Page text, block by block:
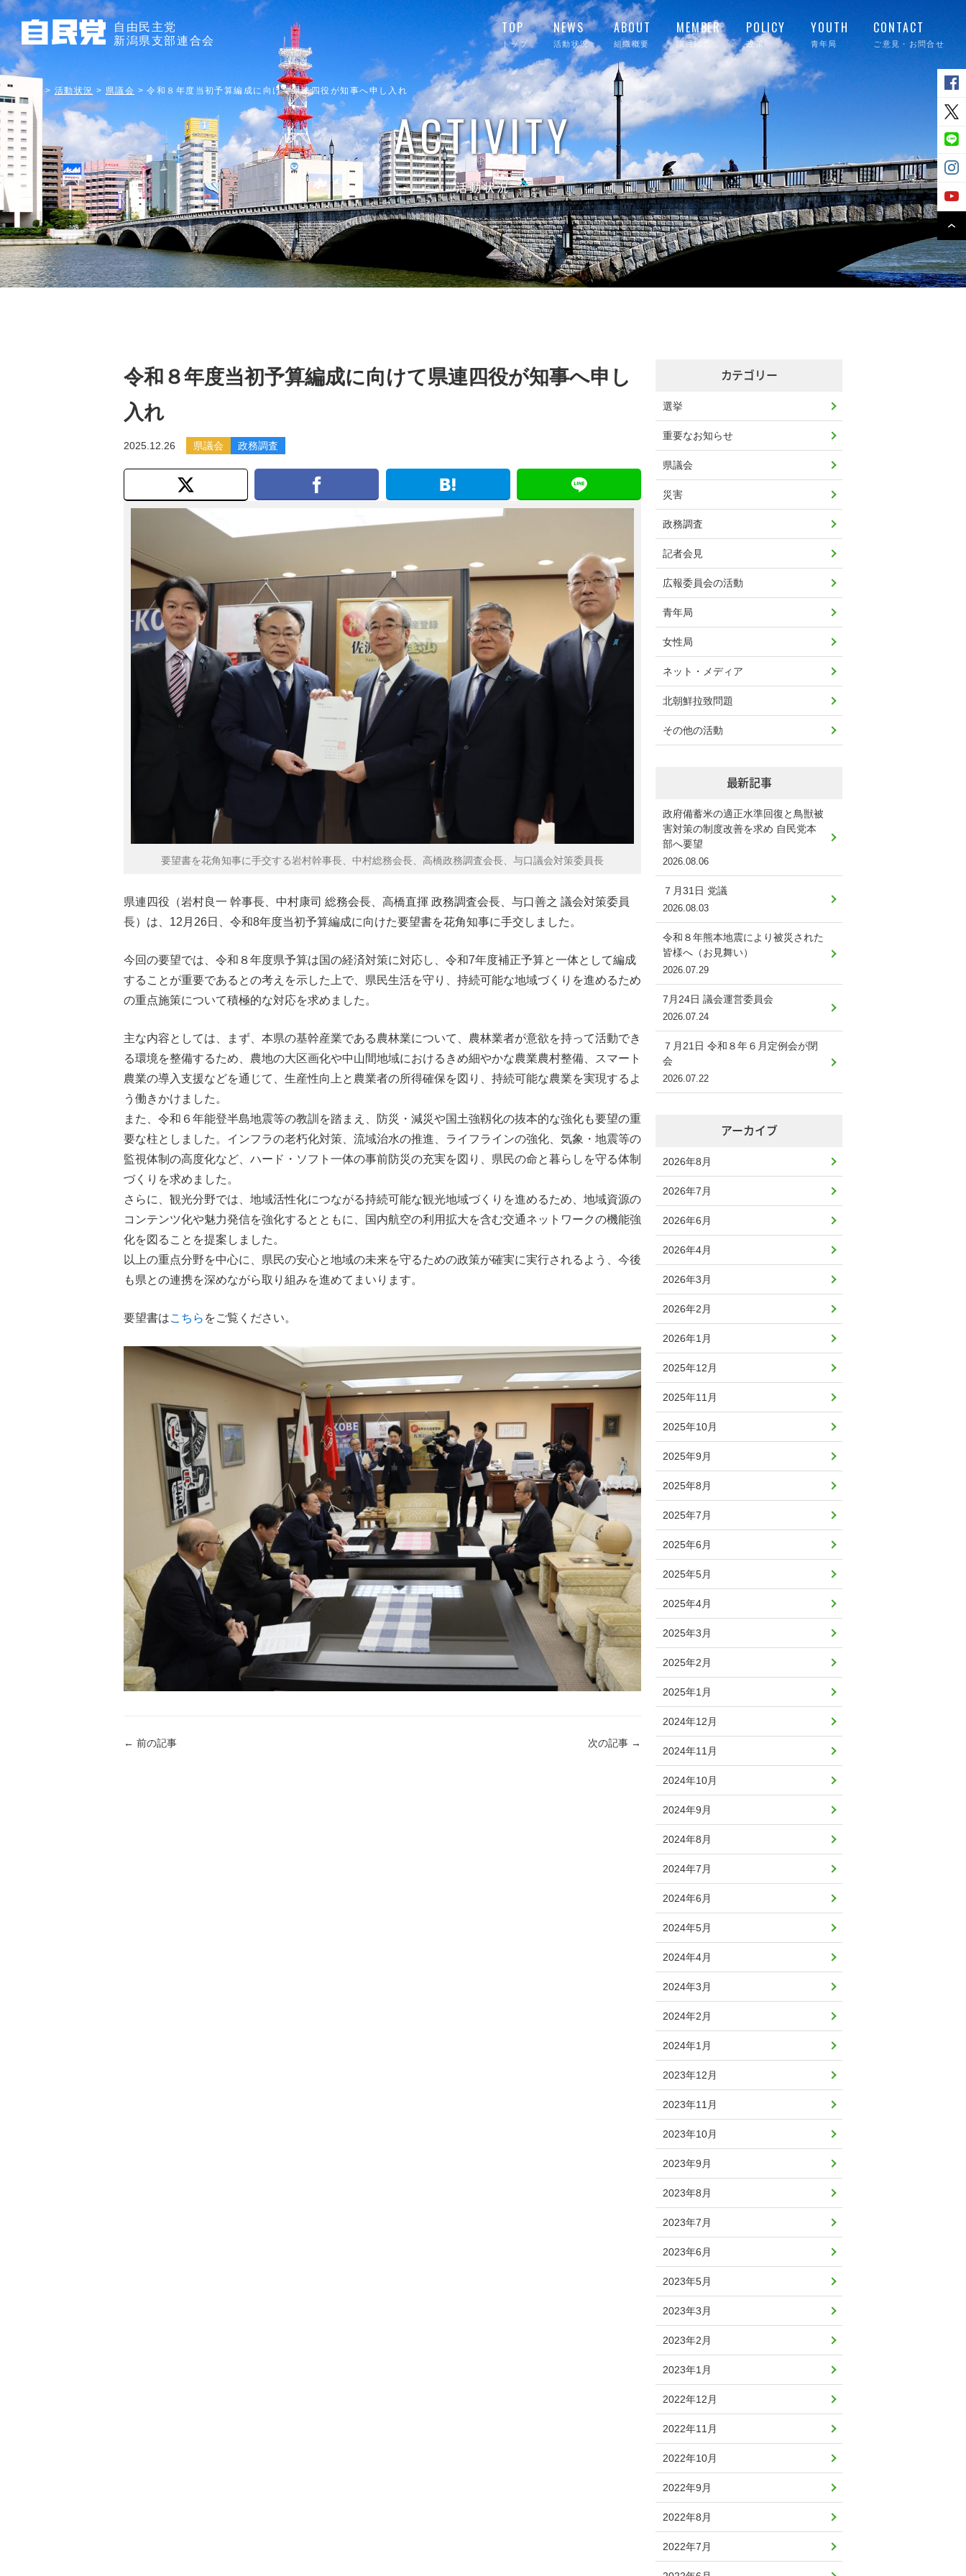
自由民主党
新潟県支部連合会
TOP
トップ
NEWS
活動状況
ABOUT
組織概要
MEMBER
議員紹介
POLICY
政策
YOUTH
青年局
CONTACT
ご意見・お問合せ
> 活動状況 > 県議会 >令和８年度当初予算編成に向けて県連四役が知事へ申し入れ
ACTIVITY
活動状況
令和８年度当初予算編成に向けて県連四役が知事へ申し
入れ
2025.12.26 県議会 政務調査
要望書を花角知事に手交する岩村幹事長、中村総務会長、高橋政務調査会長、与口議会対策委員長
県連四役（岩村良一 幹事長、中村康司 総務会長、高橋直揮 政務調査会長、与口善之 議会対策委員
長）は、12月26日、令和8年度当初予算編成に向けた要望書を花角知事に手交しました。
今回の要望では、令和８年度県予算は国の経済対策に対応し、令和7年度補正予算と一体として編成
することが重要であるとの考えを示した上で、県民生活を守り、持続可能な地域づくりを進めるため
の重点施策について積極的な対応を求めました。
主な内容としては、まず、本県の基幹産業である農林業について、農林業者が意欲を持って活動でき
る環境を整備するため、農地の大区画化や中山間地域におけるきめ細やかな農業農村整備、スマート
農業の導入支援などを通じて、生産性向上と農業者の所得確保を図り、持続可能な農業を実現するよ
う働きかけました。
また、令和６年能登半島地震等の教訓を踏まえ、防災・減災や国土強靱化の抜本的な強化も要望の重
要な柱としました。インフラの老朽化対策、流域治水の推進、ライフラインの強化、気象・地震等の
監視体制の高度化など、ハード・ソフト一体の事前防災の充実を図り、県民の命と暮らしを守る体制
づくりを求めました。
さらに、観光分野では、地域活性化につながる持続可能な観光地域づくりを進めるため、地域資源の
コンテンツ化や魅力発信を強化するとともに、国内航空の利用拡大を含む交通ネットワークの機能強
化を図ることを提案しました。
以上の重点分野を中心に、県民の安心と地域の未来を守るための政策が確実に実行されるよう、今後
も県との連携を深めながら取り組みを進めてまいります。
要望書はこちら をご覧ください。
← 前の記事 次の記事 →
カテゴリー
選挙
重要なお知らせ
県議会
災害
政務調査
記者会見
広報委員会の活動
青年局
女性局
ネット・メディア
北朝鮮拉致問題
その他の活動
最新記事
政府備蓄米の適正水準回復と鳥獣被
害対策の制度改善を求め 自民党本
部へ要望
2026.08.06
７月31日 党議
2026.08.03
令和８年熊本地震により被災された
皆様へ（お見舞い）
2026.07.29
7月24日 議会運営委員会
2026.07.24
７月21日 令和８年６月定例会が閉
会
2026.07.22
アーカイブ
2026年8月
2026年7月
2026年6月
2026年4月
2026年3月
2026年2月
2026年1月
2025年12月
2025年11月
2025年10月
2025年9月
2025年8月
2025年7月
2025年6月
2025年5月
2025年4月
2025年3月
2025年2月
2025年1月
2024年12月
2024年11月
2024年10月
2024年9月
2024年8月
2024年7月
2024年6月
2024年5月
2024年4月
2024年3月
2024年2月
2024年1月
2023年12月
2023年11月
2023年10月
2023年9月
2023年8月
2023年7月
2023年6月
2023年5月
2023年3月
2023年2月
2023年1月
2022年12月
2022年11月
2022年10月
2022年9月
2022年8月
2022年7月